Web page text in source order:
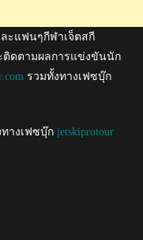
ะแฟนๆกีฬาเจ็ตสกี
ติดตามผลการแข่งขันนัก
รวมทั้งทางเฟซบุ๊ก
างเฟซบุ๊ก jetskiprotour